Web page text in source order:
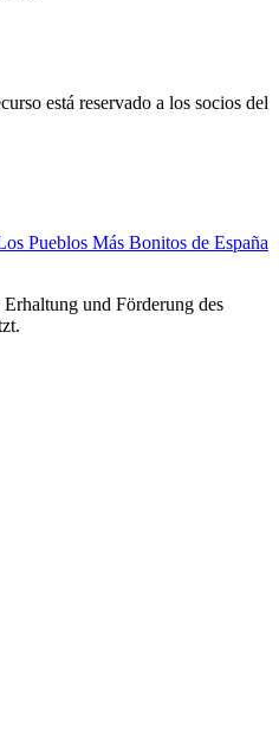
está reservado a los socios del
Pueblos Más Bonitos de España
und Förderung des